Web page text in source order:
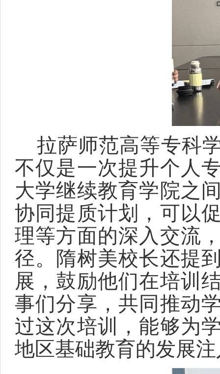
拉萨师范高等专科
不仅是一次提升个人
大学继续教育学院之
协同提质计划，可以
理等方面的深入交流
径。隋树美校长还提
展，鼓励他们在培训
事们分享，共同推动
过这次培训，能够为
地区基础教育的发展